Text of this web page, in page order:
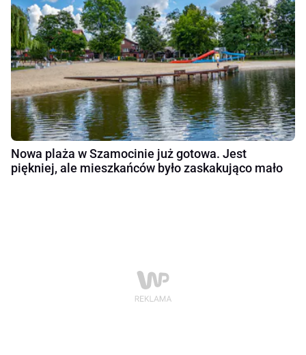
Nowa plaża w Szamocinie już gotowa. Jest
piękniej, ale mieszkańców było zaskakująco mało